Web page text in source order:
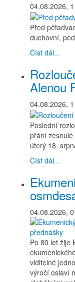
04.08.2026,
Před
duchovní,
Číst dál...
Alenou
04.08.2026,
Poslední
přání
úterý 18.
Číst dál...
04.08.2026,
Po 80 let žije
viditelné
výročí oslaví